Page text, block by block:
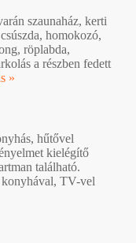
szaunaház, kerti
homokozó,
röplabda,
a részben fedett
»
hűtővel
kielégítő
található.
konyhával, TV-vel